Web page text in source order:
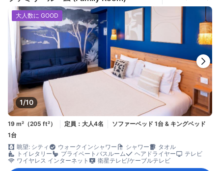
1/10
大人数に GOOD
19 m²（205 ft²） 定員：大人4名
ソファーベッド 1台 & キングベッド
1台
眺望: シティ
ウォークインシャワー シャワー
タオル
トイレタリー
プライベートバスルーム ヘアドライヤー
テレビ
ワイヤレス インターネット
衛星テレビ/ケーブルテレビ